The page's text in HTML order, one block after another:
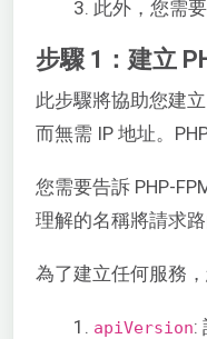
此外，您需
步驟 1：建立
此步驟將協助您建
而無需 IP 地址。
您需要告訴 PHP-
理解的名稱將請求路
為了建立任何服務
apiVersion: